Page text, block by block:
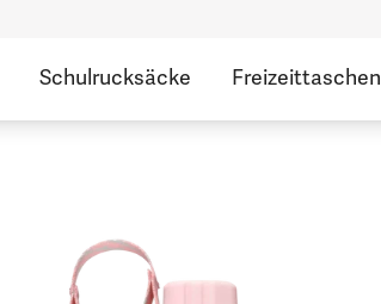
Schulrucksäcke Freizeittaschen